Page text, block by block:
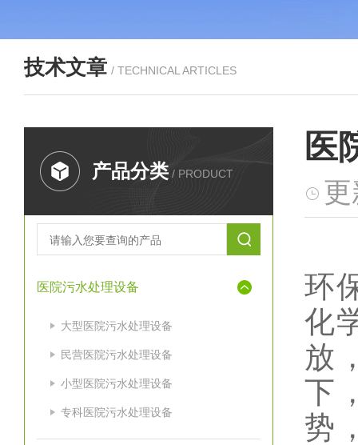
技术文章 / TECHNICAL ARTICLES
产品分类 / PRODUCT
医院污水处理设备
大型医院污水处理设备
民营医院污水处理设备
小型医院污水处理设备
专科医院污水处理设备
医
环
化
放
下
势